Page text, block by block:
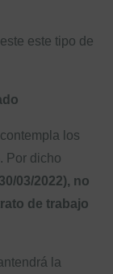
este tipo de
los
Por dicho
03/2022), no
de trabajo
la